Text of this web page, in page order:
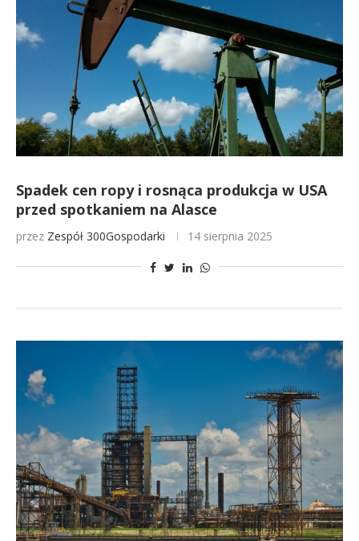
Spadek cen ropy i rosnąca produkcja w USA
przed spotkaniem na Alasce
przez Zespół 300Gospodarki 14 sierpnia 2025